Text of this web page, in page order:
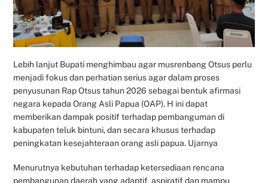
Lebih lanjut Bupati menghimbau agar musrenbang Otsus perlu
menjadi fokus dan perhatian serius agar dalam proses
penyusunan Rap Otsus tahun 2026 sebagai bentuk afirmasi
negara kepada Orang Asli Papua (OAP). H ini dapat
memberikan dampak positif terhadap pembanguman di
kabupaten teluk bintuni, dan secara khusus terhadap
peningkatan kesejahteraan orang asli papua. Ujarnya
Menurutnya kebutuhan terhadap ketersediaan rencana
pembangunan daerah yang adaptif, aspiratif dan mampu